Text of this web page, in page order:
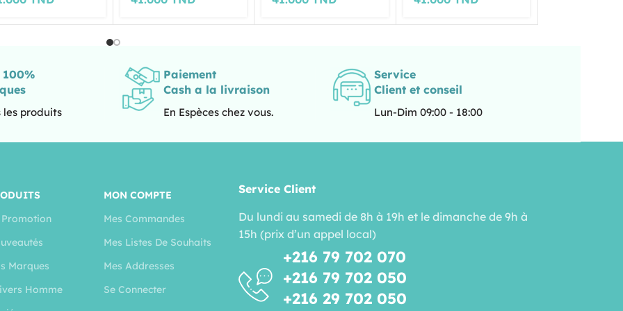
les produits
Paiement
Cash a la livraison
En Espèces chez vous.
Service
Client et conseil
Lun-Dim 09:00 - 18:00
Promotion
Marques
Homme
MON COMPTE
Mes Commandes
Mes Listes De Souhaits
Mes Addresses
Se Connecter
Service Client
Du lundi au samedi de 8h à 19h et le dimanche de 9h à
15h (prix d’un appel local)
+216 79 702 070
+216 79 702 050
+216 29 702 050